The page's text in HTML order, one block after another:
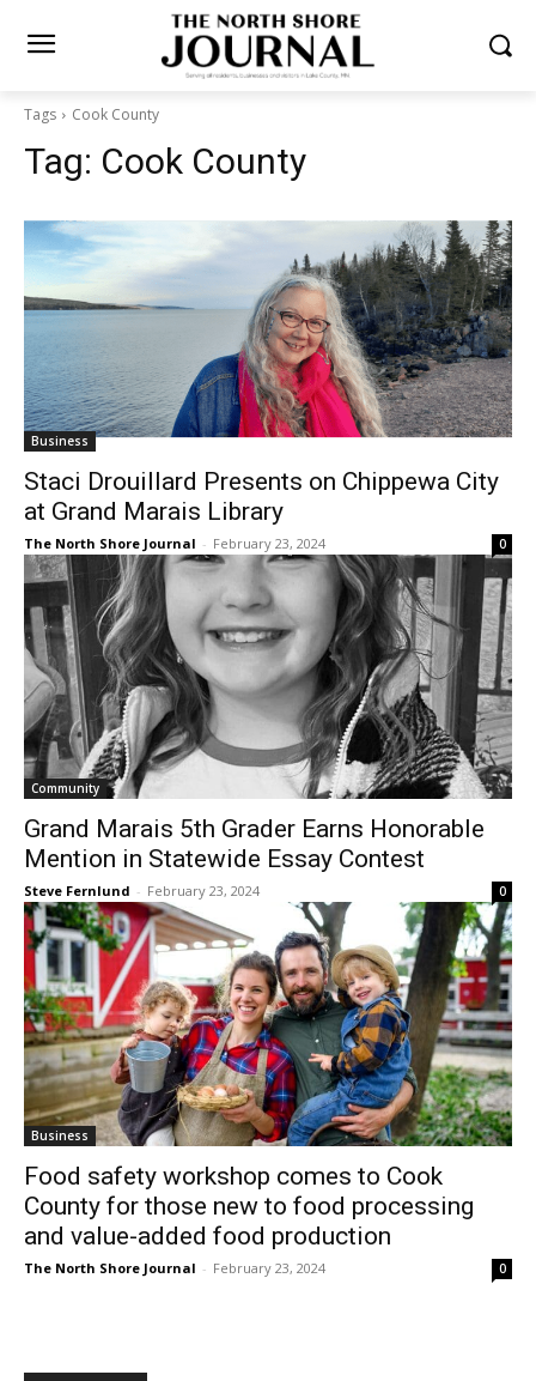
Tags Cook County
Tag: Cook County
Business
Staci Drouillard Presents on Chippewa City
at Grand Marais Library
The North Shore Journal - February 23, 2024 0
Community
Grand Marais 5th Grader Earns Honorable
Mention in Statewide Essay Contest
Steve Fernlund - February 23, 2024 0
Business
Food safety workshop comes to Cook
County for those new to food processing
and value-added food production
The North Shore Journal - February 23, 2024 0